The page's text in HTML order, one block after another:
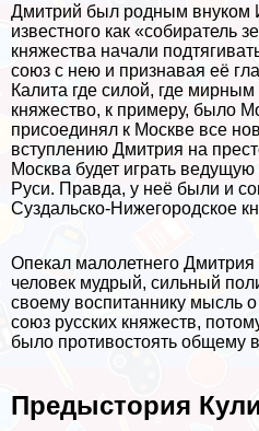
Дмитрий был родным внуком
известного как «собиратель
княжества начали
союз с нею и признавая её
Калита где силой, где
княжество, к примеру, было
присоединял к Москве все
вступлению Дмитрия на
Москва будет играть
Руси. Правда, у неё были и
Суздальско-Нижегородское
Опекал малолетнего
человек мудрый, сильный
своему воспитаннику мысль
союз русских княжеств,
было противостоять общему
Предыстория